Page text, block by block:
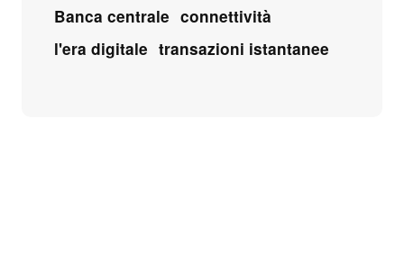
Banca centrale connettività
l'era digitale transazioni istantanee